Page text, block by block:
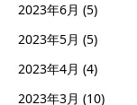
2023年6月 (5)
2023年5月 (5)
2023年4月 (4)
2023年3月 (10)